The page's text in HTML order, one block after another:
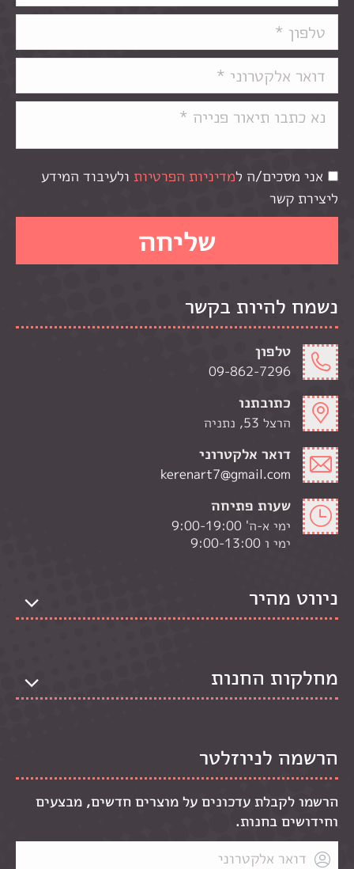
אני מסכים/ה למדיניות הפרטיות ולעיבוד המידע
ליצירת קשר
נשמח להיות בקשר
טלפון
09-862-7296
כתובתנו
הרצל 53, נתניה
דואר אלקטרוני
kerenart7@gmail.com
שעות פתיחה
ימי א-ה' 9:00-19:00
ימי ו 9:00-13:00
ניווט מהיר
מחלקות החנות
הרשמה לניוזלטר
הרשמו לקבלת עדכונים על מוצרים חדשים, מבצעים
וחידושים בחנות.